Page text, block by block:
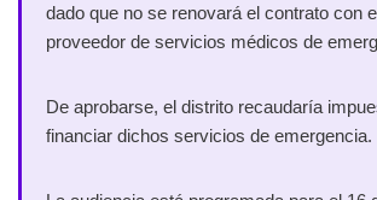
dado que no se renovará el contrato con
proveedor de servicios médicos de
De aprobarse, el distrito recaudaría
financiar dichos servicios de emergencia.